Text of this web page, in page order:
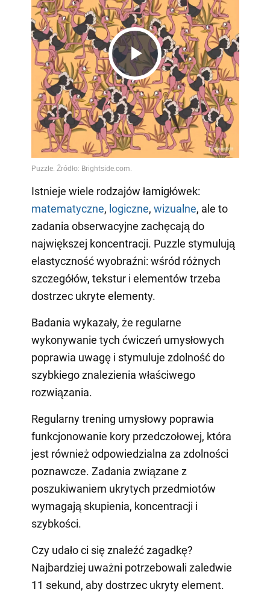
Play
Video
Istnieje wiele rodzajów łamigłówek:
matematyczne, logiczne, wizualne, ale to
zadania obserwacyjne zachęcają do
największej koncentracji. Puzzle stymulują
elastyczność wyobraźni: wśród różnych
szczegółów, tekstur i elementów trzeba
dostrzec ukryte elementy.
Badania wykazały, że regularne
wykonywanie tych ćwiczeń umysłowych
poprawia uwagę i stymuluje zdolność do
szybkiego znalezienia właściwego
rozwiązania.
Regularny trening umysłowy poprawia
funkcjonowanie kory przedczołowej, która
jest również odpowiedzialna za zdolności
poznawcze. Zadania związane z
poszukiwaniem ukrytych przedmiotów
wymagają skupienia, koncentracji i
szybkości.
Czy udało ci się znaleźć zagadkę?
Najbardziej uważni potrzebowali zaledwie
11 sekund, aby dostrzec ukryty element.